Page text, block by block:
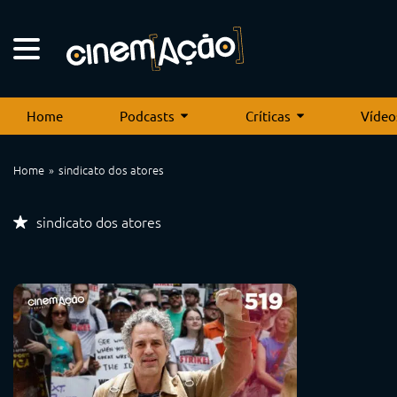
Home Podcasts Críticas
Home sindicato dos atores
sindicato dos atores